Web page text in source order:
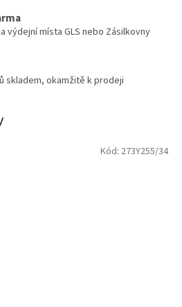
výdejní místa GLS nebo Zásilkovny
skladem, okamžitě k prodeji
Kód: 273Y255/34